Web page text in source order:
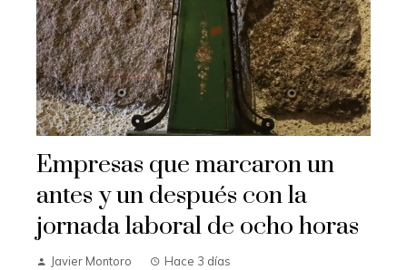
Empresas que marcaron un
antes y un después con la
jornada laboral de ocho horas
Javier Montoro Hace 3 días